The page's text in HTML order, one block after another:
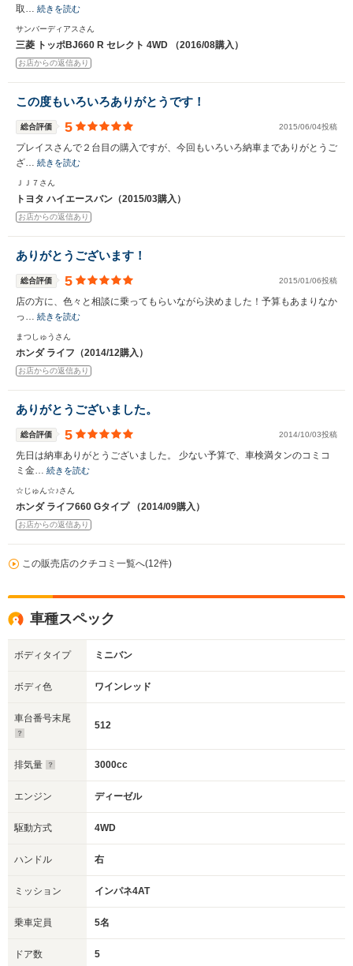
取… 続きを読む
サンバーディアスさん
三菱 トッポBJ660 R セレクト 4WD （2016/08購入）
お店からの返信あり
この度もいろいろありがとうです！
総合評価 5 2015/06/04投稿
プレイスさんで２台目の購入ですが、今回もいろいろ納車までありがとうご
ざ… 続きを読む
ＪＪ７さん
トヨタ ハイエースバン（2015/03購入）
お店からの返信あり
ありがとうございます！
総合評価 5 2015/01/06投稿
店の方に、色々と相談に乗ってもらいながら決めました！予算もあまりなか
っ… 続きを読む
まつしゅうさん
ホンダ ライフ（2014/12購入）
お店からの返信あり
ありがとうございました。
総合評価 5 2014/10/03投稿
先日は納車ありがとうございました。 少ない予算で、車検満タンのコミコ
ミ金… 続きを読む
☆じゅん☆♪さん
ホンダ ライフ660 Gタイプ （2014/09購入）
お店からの返信あり
この販売店のクチコミ一覧へ(12件)
車種スペック
ボディタイプ ミニバン
ボディ色 ワインレッド
車台番号末尾
512
排気量 3000cc
エンジン ディーゼル
駆動方式 4WD
ハンドル 右
ミッション インパネ4AT
乗車定員 5名
ドア数 5